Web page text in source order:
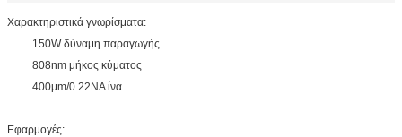
Χαρακτηριστικά γνωρίσματα:
150W δύναμη παραγωγής
808nm μήκος κύματος
400μm/0.22NA ίνα
Εφαρμογές: